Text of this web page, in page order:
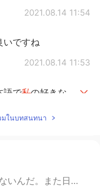
2021.08.14 11:54
いですね
2021.08.14 11:53
語で私の好きな
した。
。
2021.08.14 11:48
มในบทสนทนา
ドキャストを聞いて、日本のドラマを見ると思います。 塵も積もれば山となる...